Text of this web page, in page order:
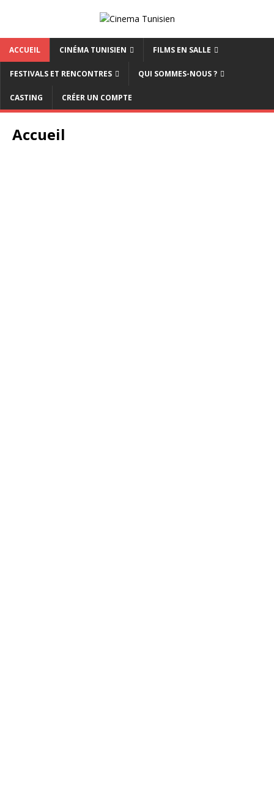
ACCUEIL CINÉMA TUNISIEN FILMS EN SALLE
FESTIVALS ET RENCONTRES QUI SOMMES-NOUS ?
CASTING CRÉER UN COMPTE
Accueil